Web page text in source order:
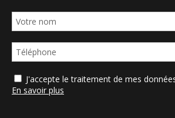
J'accepte le traitement de mes
En savoir plus